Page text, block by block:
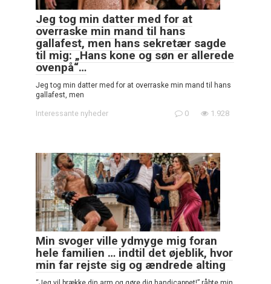
Jeg tog min datter med for at
overraske min mand til hans
gallafest, men hans sekretær sagde
til mig: „Hans kone og søn er allerede
ovenpå“…
Jeg tog min datter med for at overraske min mand til hans
gallafest, men
Interessante nyheder 0 1.928
Min svoger ville ydmyge mig foran
hele familien … indtil det øjeblik, hvor
min far rejste sig og ændrede alting